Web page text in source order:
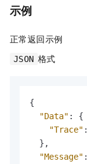
示例
正常返回示例
JSON 格式
{
"Data" :
{
"Trace" :
} ,
"Message" :